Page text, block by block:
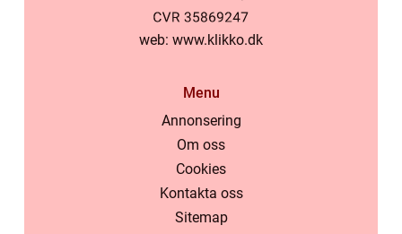
web: www.klikko.dk
Menu
Annonsering
Om oss
Cookies
Kontakta oss
Sitemap